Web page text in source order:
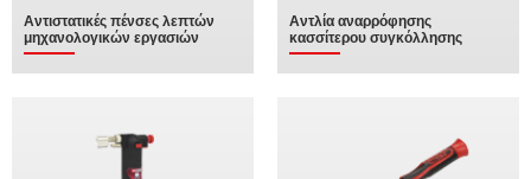
Αντιστατικές πένσες λεπτών
μηχανολογικών εργασιών
Αντλία αναρρόφησης
κασσίτερου συγκόλλησης